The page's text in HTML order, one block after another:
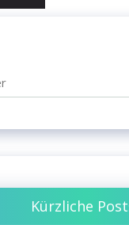
Kürzliche